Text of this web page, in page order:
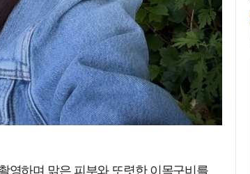
영하며 맑은 피부와 또렷한 이목구비를